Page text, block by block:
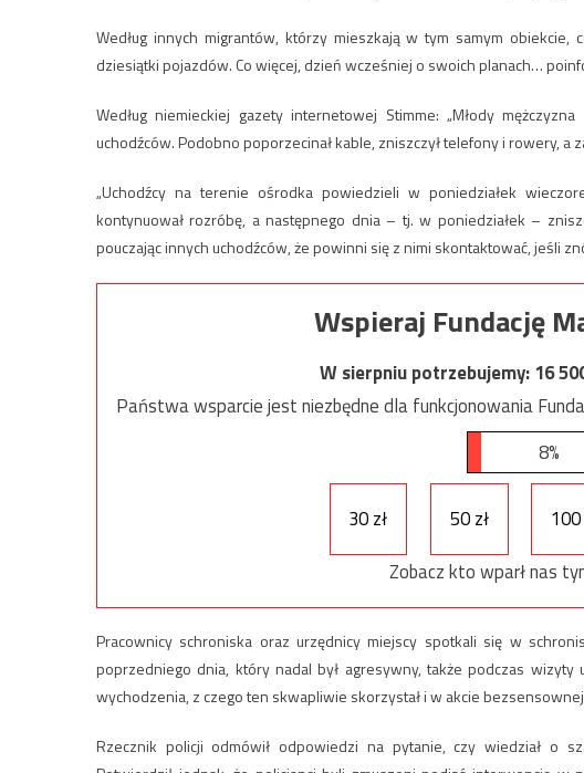
Według innych migrantów, którzy mieszkają w tym samym obiekcie,
dziesiątki pojazdów. Co więcej, dzień wcześniej o swoich planach…
Według niemieckiej gazety internetowej Stimme: „Młody
uchodźców. Podobno poporzecinał kable, zniszczył telefony i rowery,
„Uchodźcy na terenie ośrodka powiedzieli w poniedziałek
kontynuował rozróbę, a następnego dnia – tj. w poniedziałek –
pouczając innych uchodźców, że powinni się z nimi skontaktować, jeśli
Wspieraj Fundację
W sierpniu potrzebujemy:16
Państwa wsparcie jest niezbędne dla funkcjonowania
8%
30 zł 50 zł 100
Zobacz kto wparł nas
Pracownicy schroniska oraz urzędnicy miejscy spotkali się w
poprzedniego dnia, który nadal był agresywny, także podczas
wychodzenia, z czego ten skwapliwie skorzystał i w akcie
Rzecznik policji odmówił odpowiedzi na pytanie, czy wiedział o